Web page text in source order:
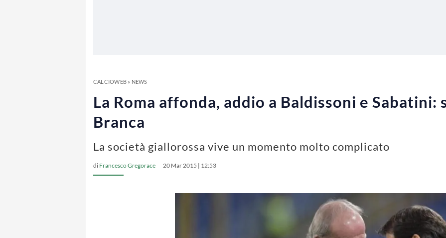
CALCIOWEB» NEWS
La Roma affonda, addio a Baldissoni e Sabatini:
Branca
La società giallorossa vive un momento molto complicato
di Francesco Gregorace 20 Mar 2015 | 12:53